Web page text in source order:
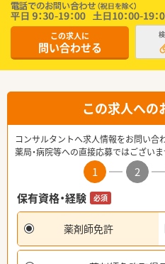
この求人に
問い合わせる
この求人への
コンサルタントへ求人情報をお問い合
薬局・病院等への直接応募ではございま
1 2
保有資格・経験
必須
薬剤師免許